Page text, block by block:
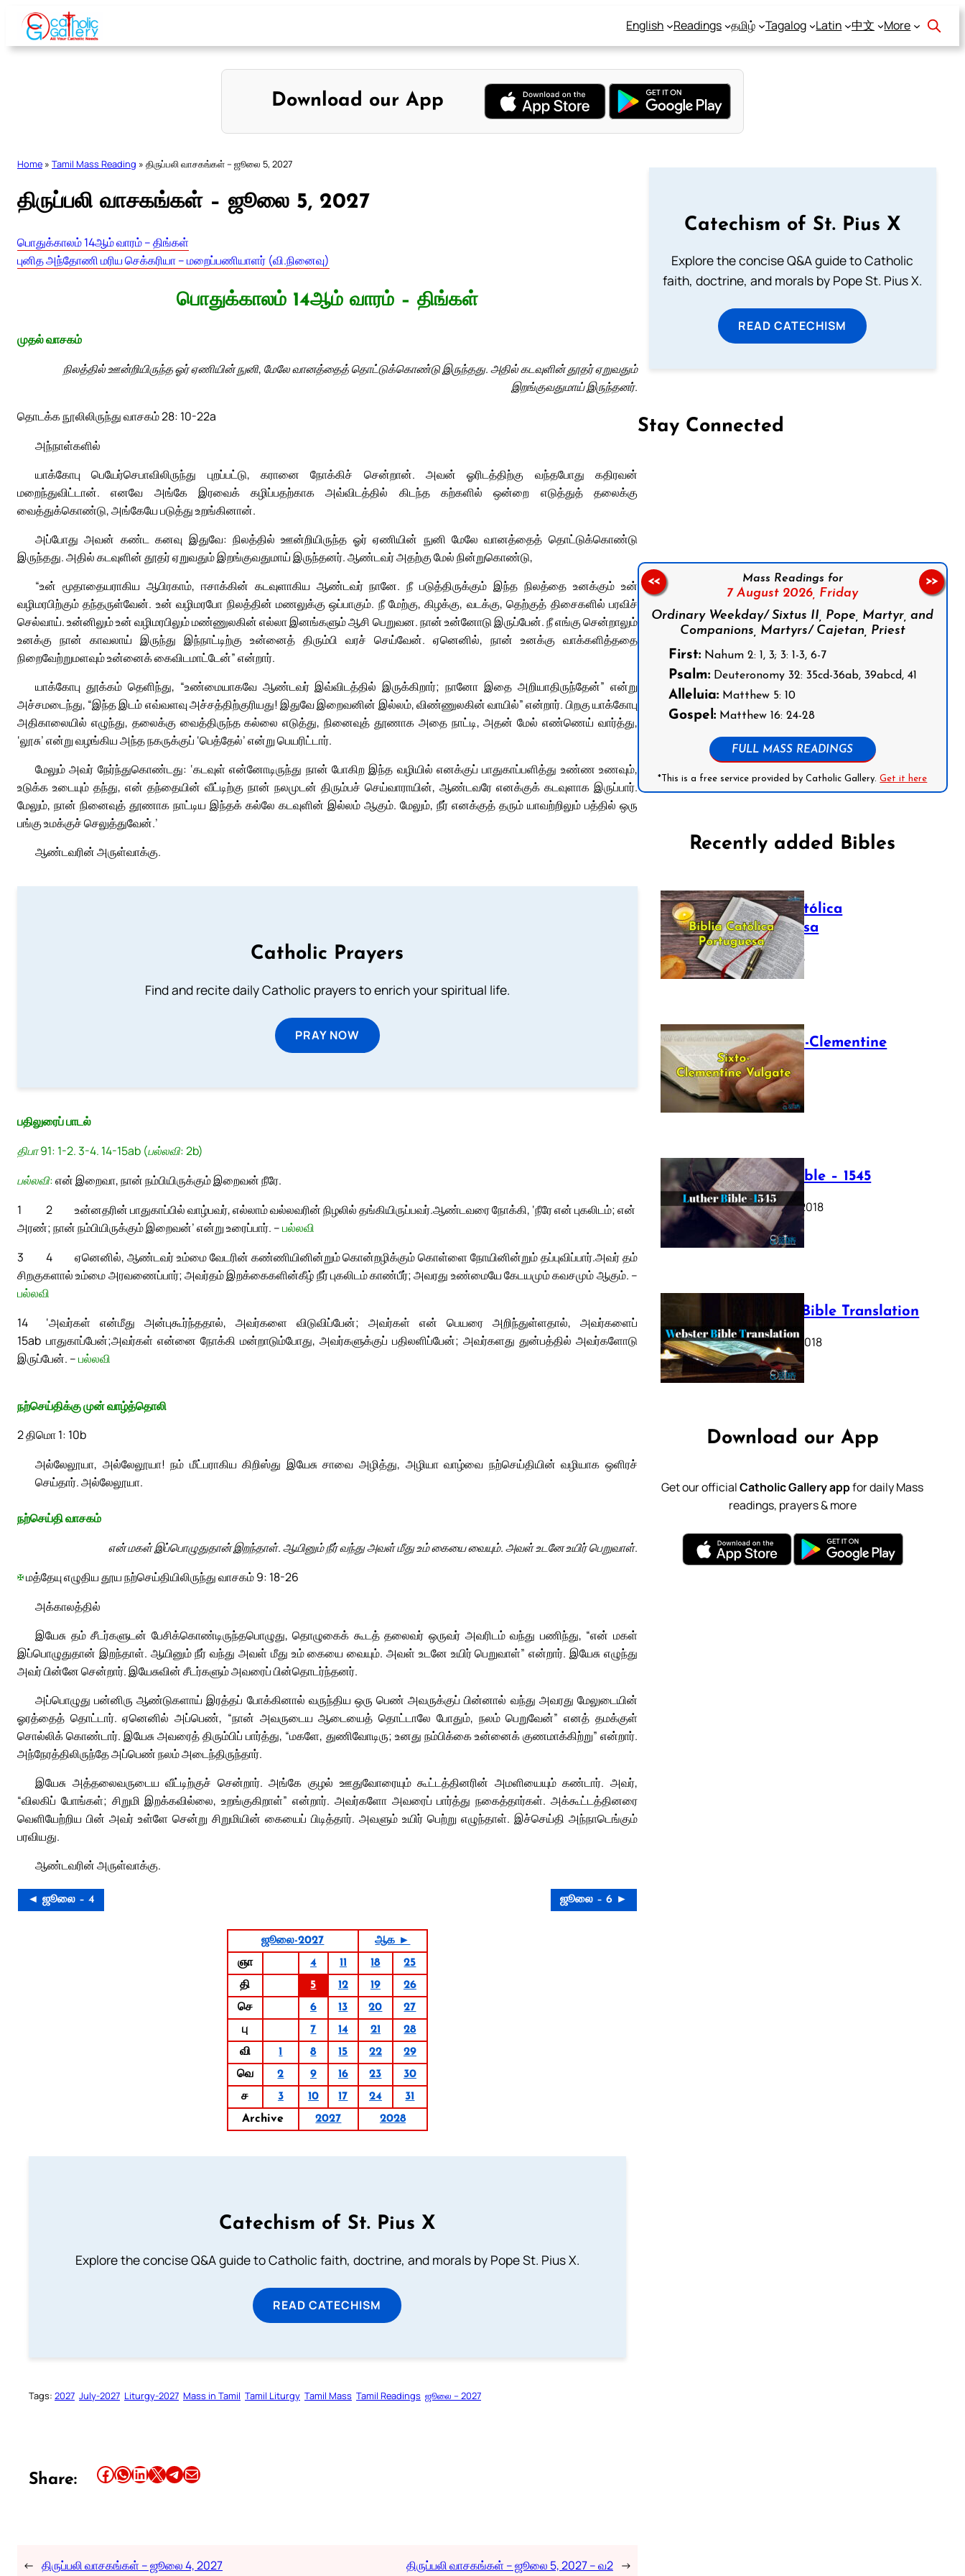
Skip
content
English Readings தமிழ் Tagalog Latin 中文 More
Download our App
Home » Tamil Mass Reading » திருப்பலி வாசகங்கள் – ஜூலை 5, 2027
திருப்பலி வாசகங்கள் – ஜூலை 5, 2027
பொதுக்காலம் 14ஆம் வாரம் – திங்கள்
புனித அந்தோணி மரிய செக்கரியா – மறைப்பணியாளர் (வி.நினைவு)
பொதுக்காலம் 14ஆம் வாரம் – திங்கள்
முதல் வாசகம்
நிலத்தில் ஊன்றியிருந்த ஓர் ஏணியின் நுனி, மேலே வானத்தைத் தொட்டுக்கொண்டு இருந்தது. அதில் கடவுளின் தூதர் ஏறுவதும்
இறங்குவதுமாய் இருந்தனர்.
தொடக்க நூலிலிருந்து வாசகம் 28: 10-22a
அந்நாள்களில்
யாக்கோபு பெயேர்செபாவிலிருந்து புறப்பட்டு, கரானை நோக்கிச் சென்றான். அவன் ஓரிடத்திற்கு வந்தபோது கதிரவன்
மறைந்துவிட்டான். எனவே அங்கே இரவைக் கழிப்பதற்காக அவ்விடத்தில் கிடந்த கற்களில் ஒன்றை எடுத்துத் தலைக்கு
வைத்துக்கொண்டு, அங்கேயே படுத்து உறங்கினான்.
அப்போது அவன் கண்ட கனவு இதுவே: நிலத்தில் ஊன்றியிருந்த ஓர் ஏணியின் நுனி மேலே வானத்தைத் தொட்டுக்கொண்டு
இருந்தது. அதில் கடவுளின் தூதர் ஏறுவதும் இறங்குவதுமாய் இருந்தனர். ஆண்டவர் அதற்கு மேல் நின்றுகொண்டு,
“உன் மூதாதையராகிய ஆபிரகாம், ஈசாக்கின் கடவுளாகிய ஆண்டவர் நானே. நீ படுத்திருக்கும் இந்த நிலத்தை உனக்கும் உன்
வழிமரபிற்கும் தந்தருள்வேன். உன் வழிமரபோ நிலத்தின் மணலுக்கு ஒப்பாகும். நீ மேற்கு, கிழக்கு, வடக்கு, தெற்குத் திசைகளில் பரவிச்
செல்வாய். உன்னிலும் உன் வழிமரபிலும் மண்ணுலகின் எல்லா இனங்களும் ஆசி பெறுவன. நான் உன்னோடு இருப்பேன். நீ எங்கு சென்றாலும்
உனக்கு நான் காவலாய் இருந்து இந்நாட்டிற்கு உன்னைத் திரும்பி வரச் செய்வேன். ஏனெனில், நான் உனக்கு வாக்களித்ததை
நிறைவேற்றுமளவும் உன்னைக் கைவிடமாட்டேன்” என்றார்.
யாக்கோபு தூக்கம் தெளிந்து, “உண்மையாகவே ஆண்டவர் இவ்விடத்தில் இருக்கிறார்; நானோ இதை அறியாதிருந்தேன்” என்று
அச்சமடைந்து, “இந்த இடம் எவ்வளவு அச்சத்திற்குரியது! இதுவே இறைவனின் இல்லம், விண்ணுலகின் வாயில்” என்றார். பிறகு யாக்கோபு
அதிகாலையில் எழுந்து, தலைக்கு வைத்திருந்த கல்லை எடுத்து, நினைவுத் தூணாக அதை நாட்டி, அதன் மேல் எண்ணெய் வார்த்து,
‘லூசு’ என்று வழங்கிய அந்த நகருக்குப் ‘பெத்தேல்’ என்று பெயரிட்டார்.
மேலும் அவர் நேர்ந்துகொண்டது: ‘கடவுள் என்னோடிருந்து நான் போகிற இந்த வழியில் எனக்குப் பாதுகாப்பளித்து உண்ண உணவும்,
உடுக்க உடையும் தந்து, என் தந்தையின் வீட்டிற்கு நான் நலமுடன் திரும்பச் செய்வாராயின், ஆண்டவரே எனக்குக் கடவுளாக இருப்பார்.
மேலும், நான் நினைவுத் தூணாக நாட்டிய இந்தக் கல்லே கடவுளின் இல்லம் ஆகும். மேலும், நீர் எனக்குத் தரும் யாவற்றிலும் பத்தில் ஒரு
பங்கு உமக்குச் செலுத்துவேன்.’
ஆண்டவரின் அருள்வாக்கு.
Catholic Prayers
Find and recite daily Catholic prayers to enrich your spiritual life.
PRAY NOW
பதிலுரைப் பாடல்
திபா 91: 1-2. 3-4. 14-15ab (பல்லவி: 2b)
பல்லவி:என் இறைவா, நான் நம்பியிருக்கும் இறைவன் நீரே.
1
உன்னதரின் பாதுகாப்பில் வாழ்பவர், எல்லாம் வல்லவரின் நிழலில் தங்கியிருப்பவர்.
2
ஆண்டவரை நோக்கி, ‘நீரே என் புகலிடம்; என்
அரண்; நான் நம்பியிருக்கும் இறைவன்’ என்று உரைப்பார். –பல்லவி
3
ஏனெனில், ஆண்டவர் உம்மை வேடரின் கண்ணியினின்றும் கொன்றழிக்கும் கொள்ளை நோயினின்றும் தப்புவிப்பார்.
4
அவர் தம்
சிறகுகளால் உம்மை அரவணைப்பார்; அவர்தம் இறக்கைகளின்கீழ் நீர் புகலிடம் காண்பீர்; அவரது உண்மையே கேடயமும் கவசமும் ஆகும். –
பல்லவி
14
‘அவர்கள் என்மீது அன்புகூர்ந்ததால், அவர்களை விடுவிப்பேன்; அவர்கள் என் பெயரை அறிந்துள்ளதால், அவர்களைப்
பாதுகாப்பேன்;
15ab
அவர்கள் என்னை நோக்கி மன்றாடும்போது, அவர்களுக்குப் பதிலளிப்பேன்; அவர்களது துன்பத்தில் அவர்களோடு
இருப்பேன். –பல்லவி
நற்செய்திக்கு முன் வாழ்த்தொலி
2 திமொ 1: 10b
அல்லேலூயா, அல்லேலூயா! நம் மீட்பராகிய கிறிஸ்து இயேசு சாவை அழித்து, அழியா வாழ்வை நற்செய்தியின் வழியாக ஒளிரச்
செய்தார். அல்லேலூயா.
நற்செய்தி வாசகம்
என் மகள் இப்பொழுதுதான் இறந்தாள். ஆயினும் நீர் வந்து அவள் மீது உம் கையை வையும். அவள் உடனே உயிர் பெறுவாள்.
✠மத்தேயு எழுதிய தூய நற்செய்தியிலிருந்து வாசகம் 9: 18-26
அக்காலத்தில்
இயேசு தம் சீடர்களுடன் பேசிக்கொண்டிருந்தபொழுது, தொழுகைக் கூடத் தலைவர் ஒருவர் அவரிடம் வந்து பணிந்து, “என் மகள்
இப்பொழுதுதான் இறந்தாள். ஆயினும் நீர் வந்து அவள் மீது உம் கையை வையும். அவள் உடனே உயிர் பெறுவாள்” என்றார். இயேசு எழுந்து
அவர் பின்னே சென்றார். இயேசுவின் சீடர்களும் அவரைப் பின்தொடர்ந்தனர்.
அப்பொழுது பன்னிரு ஆண்டுகளாய் இரத்தப் போக்கினால் வருந்திய ஒரு பெண் அவருக்குப் பின்னால் வந்து அவரது மேலுடையின்
ஓரத்தைத் தொட்டார். ஏனெனில் அப்பெண், “நான் அவருடைய ஆடையைத் தொட்டாலே போதும், நலம் பெறுவேன்” எனத் தமக்குள்
சொல்லிக் கொண்டார். இயேசு அவரைத் திரும்பிப் பார்த்து, “மகளே, துணிவோடிரு; உனது நம்பிக்கை உன்னைக் குணமாக்கிற்று” என்றார்.
அந்நேரத்திலிருந்தே அப்பெண் நலம் அடைந்திருந்தார்.
இயேசு அத்தலைவருடைய வீட்டிற்குச் சென்றார். அங்கே குழல் ஊதுவோரையும் கூட்டத்தினரின் அமளியையும் கண்டார். அவர்,
“விலகிப் போங்கள்; சிறுமி இறக்கவில்லை, உறங்குகிறாள்” என்றார். அவர்களோ அவரைப் பார்த்து நகைத்தார்கள். அக்கூட்டத்தினரை
வெளியேற்றிய பின் அவர் உள்ளே சென்று சிறுமியின் கையைப் பிடித்தார். அவளும் உயிர் பெற்று எழுந்தாள். இச்செய்தி அந்நாடெங்கும்
பரவியது.
ஆண்டவரின் அருள்வாக்கு.
◄ ஜூலை – 4 ஜூலை – 6 ►
ஜூலை-2027
ஆக ►
ஞா
4 11 18
25
தி
5 12 19
26
செ
6 13 20
27
பு
7 14 21
28
வி
1 8 15 22
29
வெ
2 9 16 23
30
ச
3 10 17 24
31
Archive
2027 2028
Catechism of St. Pius X
Explore the concise Q&A guide to Catholic faith, doctrine, and morals by Pope St. Pius X.
READ CATECHISM
Tags: 2027 July-2027 Liturgy-2027 Mass in Tamil Tamil Liturgy Tamil Mass Tamil Readings ஜூலை – 2027
Share: Share this article on Facebook Share this article on WhatsApp Share this article on LinkedIn Share this article on X Share this article on TelegramEmail this Article
← திருப்பலி வாசகங்கள் – ஜூலை 4, 2027 திருப்பலி வாசகங்கள் – ஜூலை 5, 2027 – வ2 →
Catechism of St. Pius X
Explore the concise Q&A guide to Catholic
faith, doctrine, and morals by Pope St. Pius X.
READ CATECHISM
Stay Connected
Follow us on Facebook
Mass Readings for
7 August 2026, Friday
Ordinary Weekday/ Sixtus II, Pope, Martyr, and
Companions, Martyrs/ Cajetan, Priest
First:Nahum 2: 1, 3; 3: 1-3, 6-7
Psalm:Deuteronomy 32: 35cd-36ab, 39abcd, 41
Alleluia:Matthew 5: 10
Gospel:Matthew 16: 24-28
FULL MASS READINGS
*This is a free service provided by Catholic Gallery.Get it here
<< >>
Recently added Bibles
Bíblia Católica
Portuguesa
July 16, 2025
The Sixto-Clementine
Vulgate
July 12, 2025
Luther Bible – 1545
October 17, 2018
Webster Bible Translation
October 11, 2018
Download our App
Get our officialCatholic Gallery appfor daily Mass
readings, prayers & more